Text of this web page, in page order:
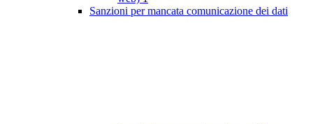
Sanzioni per mancata comunicazione dei dati